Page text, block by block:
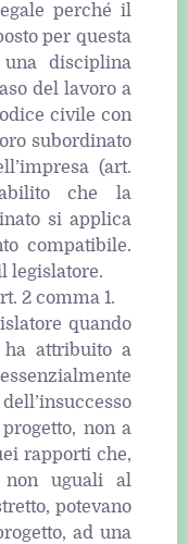
perché il
per questa
disciplina
del lavoro a
civile con
subordinato
(art.
che la
si applica
compatibile.
legislatore.
2 comma 1.
quando
ha attribuito a
non a
rapporti che,
uguali al
potevano
ad una